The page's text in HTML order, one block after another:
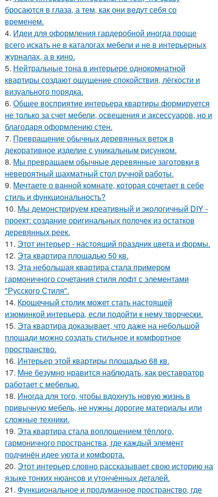
бросаются в глаза, а тем, как они ведут себя со
временем.
4. Идеи для оформления гардеробной иногда проще
всего искать не в каталогах мебели и не в интерьерных
журналах, а в кино.
5. Нейтральные тона в интерьере однокомнатной
квартиры создают ощущение спокойствия, лёгкости и
визуального порядка.
6. Общее восприятие интерьера квартиры формируется
не только за счет мебели, освещения и аксессуаров, но и
благодаря оформлению стен.
7. Превращение обычных деревянных веток в
декоративное изделие с уникальным рисунком.
8. Мы превращаем обычные деревянные заготовки в
невероятный шахматный стол ручной работы.
9. Мечтаете о ванной комнате, которая сочетает в себе
стиль и функциональность?
10. Мы демонстрируем креативный и экологичный DIY -
проект: создание оригинальных полочек из остатков
деревянных реек.
11. Этот интерьер - настоящий праздник цвета и формы.
12. Эта квартира площадью 50 кв.
13. Эта небольшая квартира стала примером
гармоничного сочетания стиля лофт с элементами
"Русского Стиля".
14. Крошечный столик может стать настоящей
изюминкой интерьера, если подойти к нему творчески.
15. Эта квартира доказывает, что даже на небольшой
площади можно создать стильное и комфортное
пространство.
16. Интерьер этой квартиры площадью 68 кв.
17. Мне безумно нравится наблюдать, как реставратор
работает с мебелью.
18. Иногда для того, чтобы вдохнуть новую жизнь в
привычную мебель, не нужны дорогие материалы или
сложные техники.
19. Эта квартира стала воплощением тёплого,
гармоничного пространства, где каждый элемент
подчинён идее уюта и комфорта.
20. Этот интерьер словно рассказывает свою историю на
языке тонких нюансов и утончённых деталей.
21. Функциональное и продуманное пространство, где